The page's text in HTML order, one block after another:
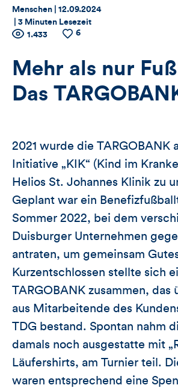
Thema:
Menschen | Datum:
12.09.2024
3 Minuten Lesezeit
Zähler
für
Views,
und
Kommentare
dieses
Artikels
Anzahl
Views
1.433
Anzahl
Likes
6
Mehr als nur
Das
2021 wurde die TARGOBANK
Initiative „KIK“ (Kind im
Helios St. Johannes Klinik zu
Geplant war ein
Sommer 2022, bei dem
Duisburger Unternehmen
antraten, um gemeinsam
Kurzentschlossen stellte sich
TARGOBANK zusammen, das
aus Mitarbeitende des
TDG bestand. Spontan nahm
damals noch ausgestatte mit
Läufershirts, am Turnier teil.
waren entsprechend eine